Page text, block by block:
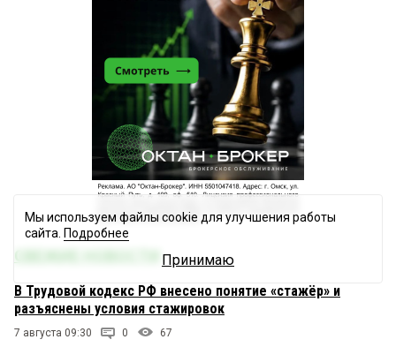
СВЕЖИЕ НОВОСТИ
В Трудовой кодекс РФ внесено понятие «стажёр» и
разъяснены условия стажировок
7 августа 09:30 0 67
Мы используем файлы cookie для улучшения работы
сайта. Подробнее
Принимаю